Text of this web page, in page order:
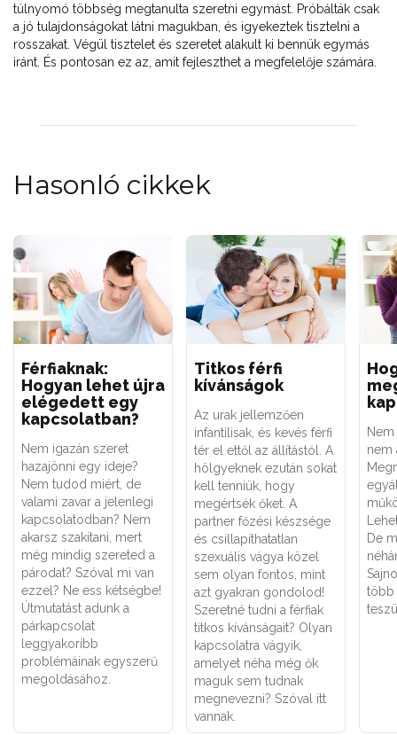
túlnyomó többség megtanulta szeretni egymást. Próbálták csak
a jó tulajdonságokat látni magukban, és igyekeztek tisztelni a
rosszakat. Végül tisztelet és szeretet alakult ki bennük egymás
iránt. És pontosan ez az, amit fejleszthet a megfelelője számára.
Hasonló cikkek
Férfiaknak:
Hogyan lehet újra
elégedett egy
kapcsolatban?
Nem igazán szeret
hazajönni egy ideje?
Nem tudod miért, de
valami zavar a jelenlegi
kapcsolatodban? Nem
akarsz szakítani, mert
még mindig szereted a
párodat? Szóval mi van
ezzel? Ne ess kétségbe!
Útmutatást adunk a
párkapcsolat
leggyakoribb
problémáinak egyszerű
megoldásához.
Titkos férfi
kívánságok
Az urak jellemzően
infantilisak, és kevés férfi
tér el ettől az állítástól. A
hölgyeknek ezután sokat
kell tenniük, hogy
megértsék őket. A
partner főzési készsége
és csillapíthatatlan
szexuális vágya közel
sem olyan fontos, mint
azt gyakran gondolod!
Szeretné tudni a férfiak
titkos kívánságait? Olyan
kapcsolatra vágyik,
amelyet néha még ők
maguk sem tudnak
megnevezni? Szóval itt
vannak.
nem
De
több